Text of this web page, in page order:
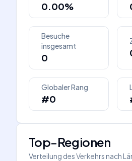
0.00%
Besuche
insgesamt
0
Globaler Rang
#0
Top-Regionen
Verteilung des Verkehrs nach